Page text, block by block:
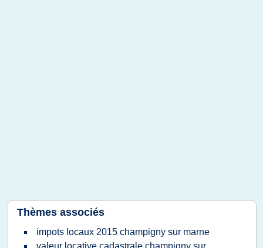
Thèmes associés
impots locaux 2015 champigny sur marne
valeur locative cadastrale champigny sur